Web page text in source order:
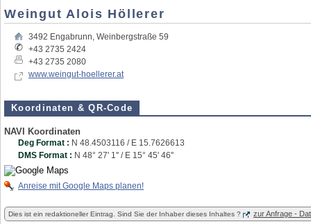
Weingut Alois Höllerer
3492 Engabrunn, Weinbergstraße 59
+43 2735 2424
+43 2735 2080
www.weingut-hoellerer.at
Koordinaten & QR-Code
NAVI Koordinaten
Deg Format : N 48.4503116 / E 15.7626613
DMS Format : N 48° 27' 1'' / E 15° 45' 46''
Anreise mit Google Maps planen!
Dies ist ein redaktioneller Eintrag. Sind Sie der Inhaber dieses Inhaltes ? zur Anfrage -